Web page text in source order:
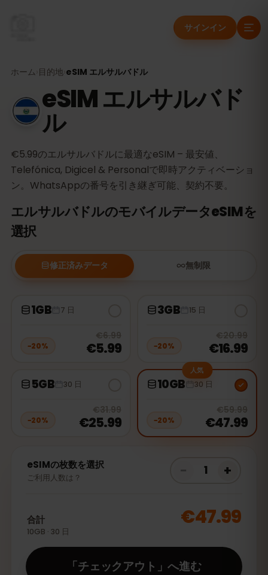
サインイン
ホーム 目的地 eSIM エルサルバドル
eSIM エルサルバド
ル
€5.99のエルサルバドルに最適なeSIM – 最安値、
Telefónica, Digicel & Personalで即時アクティベーショ
ン。WhatsAppの番号を引き継ぎ可能、契約不要。
エルサルバドルのモバイルデータeSIMを
選択
修正済みデータ 無制限
1GB 7 日
−20%
20 , now€5.99
€6.99
€5.99
3GB 15 日
−20%
€20.99
€16.99
5GB 30 日
−20%
20 , now €25.99
€31.99
€25.99
人気
10GB 30 日
−20%
€59.99
€47.99
eSIMの枚数を選択
ご利用人数は？
1 +
合計
10GB · 30 日
€47.99
「チェックアウト」へ進む